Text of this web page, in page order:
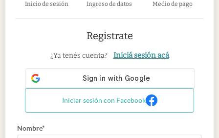
Inicio de sesión Ingreso de datos Medio de pago
Registrate
¿Ya tenés cuenta? Iniciá sesión acá
Iniciar sesión con Facebook
Nombre*